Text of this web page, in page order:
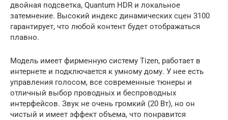
двойная подсветка, Quantum HDR и локальное
затемнение. Высокий индекс динамических сцен 3100
гарантирует, что любой контент будет отображаться
плавно.
Модель имеет фирменную систему Tizen, работает в
интернете и подключается к умному дому. У нее есть
управления голосом, все современные тюнеры и
отличный выбор проводных и беспроводных
интерфейсов. Звук не очень громкий (20 Вт), но он
чистый и имеет эффект объема, что понравится